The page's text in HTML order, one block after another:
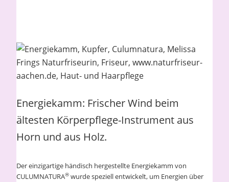
Energiekamm: Frischer Wind beim
ältesten Körperpflege-Instrument aus
Horn und aus Holz.
Der einzigartige händisch hergestellte Energiekamm von
CULUMNATURA® wurde speziell entwickelt, um Energien über